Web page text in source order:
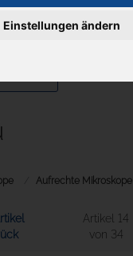
Einstellungen ändern
Aufrechte Mikroskope
Artikel 14
von 34